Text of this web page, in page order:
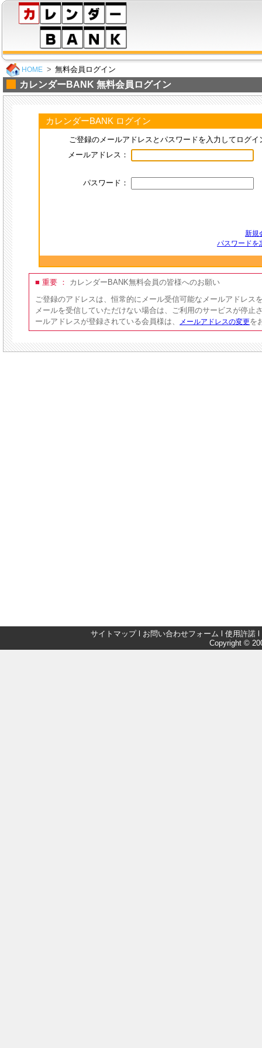
HOME 無料会員ログイン
カレンダーBANK 無料会員ログイン
カレンダーBANK ログイン
ご登録のメールアドレスとパスワードを入力してログイ
メールアドレス：
パスワード：
新規
パスワードを
■ 重要 ：
カレンダーBANK無料会員の皆様へのお願い
ご登録のアドレスは、恒常的にメール受信可能なメールアドレス
メールを受信していただけない場合は、ご利用のサービスが停止
ールアドレスが登録されている会員様は、
メールアドレスの変更を
サイトマップl お問い合わせフォーム 使用許諾
Copyright ©